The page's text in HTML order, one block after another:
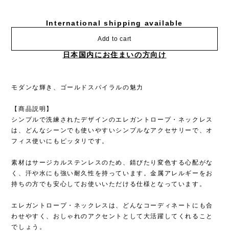
International shipping available
Add to cart
日本国内にお住まいの方向け
モダンな輝き、ゴールドスパイラルの魅力
【商品説明】
シンプルで洗練されたデザインのエレガントロープ・ネックレス
は、どんなシーンでも使いやすいシンプルなアクセサリーで、オ
フィス使いにもピッタリです。
素材はサージカルステンレスのため、錆びたり変色する心配がな
く、汗や水にも強い耐久性を持っています。金属アレルギーをお
持ちの方でも安心してお使いいただける仕様となっています。
エレガントロープ・ネックレスは、どんなコーディネートにも合
わせやすく、おしゃれのアクセントとして大活躍してくれること
でしょう。